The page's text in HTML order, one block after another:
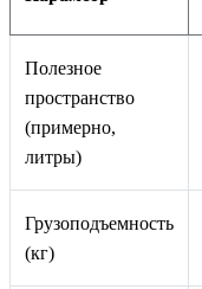
Полезное
пространство
(примерно,
литры)
Грузоподъемность
(кг)